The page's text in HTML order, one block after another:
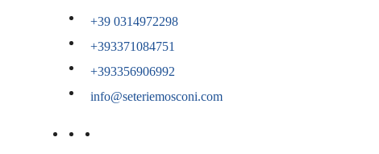
+39 0314972298
+393371084751
+393356906992
info@seteriemosconi.com